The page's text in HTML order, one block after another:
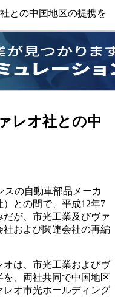
との中国地区の提携を
レオ社との中
スの自動車部品メーカ
との間で、平成12年7
が、市光工業及びヴァ
社および関連会社の再編
は、市光工業およびヴ
、両社共同で中国地区
オ市光ホールディング